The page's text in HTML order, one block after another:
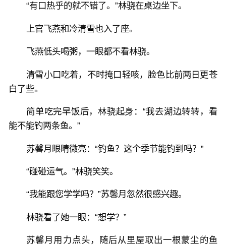
“有口热乎的就不错了。”林骁在桌边坐下。
上官飞燕和冷清雪也入了座。
飞燕低头喝粥，一眼都不看林骁。
清雪小口吃着，不时掩口轻咳，脸色比前两日更苍
白了些。
简单吃完早饭后，林骁起身：“我去湖边转转，看
能不能钓两条鱼。”
苏馨月眼睛微亮：“钓鱼？这个季节能钓到吗？”
“碰碰运气。”林骁笑笑。
“我能跟您学学吗？”苏馨月忽然很感兴趣。
林骁看了她一眼：“想学？”
苏馨月用力点头，随后从里屋取出一根蒙尘的鱼